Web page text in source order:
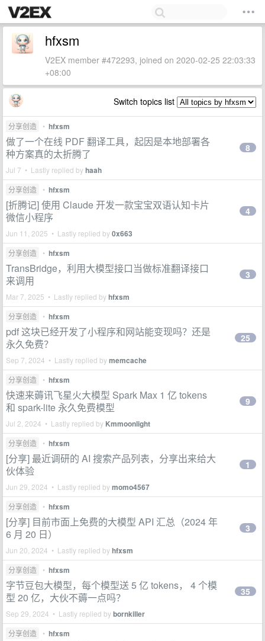
hfxsm
V2EX member #472293, joined on 2020-02-25 22:03:33
+08:00
Switch topics list
分享创造 • hfxsm
做了一个在线 PDF 翻译工具，起因是本地部署各
种方案真的太折腾了
Jul 7 • Lastly replied byhaah
8
分享创造 • hfxsm
[折腾记] 使用 Claude 开发一款宝宝双语认知卡片
微信小程序
Jun 11, 2025 • Lastly replied by0x663
4
分享创造 • hfxsm
TransBridge，利用大模型接口当做标准翻译接口
来调用
Mar 7, 2025 • Lastly replied byhfxsm
3
分享创造 • hfxsm
pdf 这块已经开发了小程序和网站能变现吗？还是
永久免费？
Sep 7, 2024 • Lastly replied bymemcache
25
分享创造 • hfxsm
快速来薅讯飞星火大模型 Spark Max 1 亿 tokens
和 spark-lite 永久免费模型
Jul 2, 2024 • Lastly replied by Kmmoonlight
9
分享创造 • hfxsm
[分享] 最近调研的 AI 搜索产品列表，分享出来给大
伙体验
Jun 29, 2024 • Lastly replied bymomo4567
1
分享创造 • hfxsm
[分享] 目前市面上免费的大模型 API 汇总（2024 年
6 月 20 日）
Jun 20, 2024 • Lastly replied byhfxsm
3
分享创造 • hfxsm
字节豆包大模型，每个模型送 5 亿 tokens， 4 个模
型 20 亿，大伙不薅一点吗？
Sep 29, 2024 • Lastly replied bybornkiller
35
分享创造 • hfxsm